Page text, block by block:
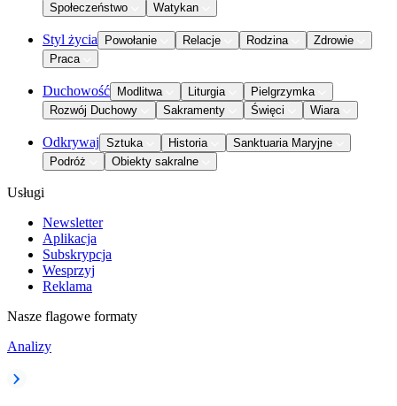
Społeczeństwo
Watykan
Styl życia Powołanie Relacje Rodzina
Zdrowie
Praca
Duchowość Modlitwa Liturgia
Pielgrzymka
Rozwój Duchowy
Sakramenty Święci Wiara
Odkrywaj Sztuka Historia
Sanktuaria Maryjne
Podróż
Obiekty sakralne
Usługi
Newsletter
Aplikacja
Subskrypcja
Wesprzyj
Reklama
Nasze flagowe formaty
Analizy